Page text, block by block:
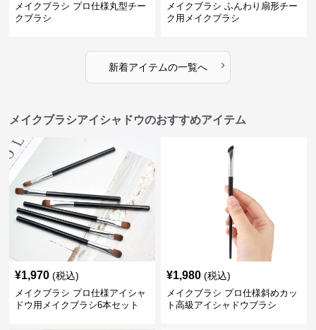
メイクブラシ プロ仕様丸型チー
クブラシ
メイクブラシ ふんわり扇形チー
ク用メイクブラシ
新着アイテムの一覧へ ›
メイクブラシアイシャドウのおすすめアイテム
¥1,970 (税込)
メイクブラシ プロ仕様アイシャ
ドウ用メイクブラシ6本セット
¥1,980 (税込)
メイクブラシ プロ仕様斜めカッ
ト高級アイシャドウブラシ